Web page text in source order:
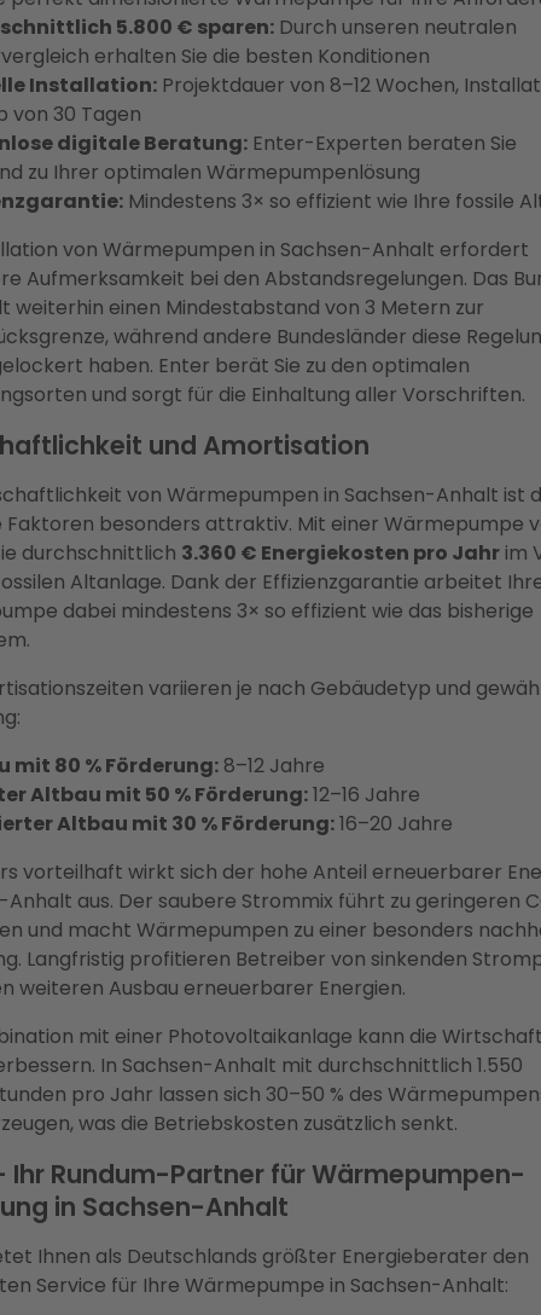
5.800 € sparen: Durch unseren neutralen
erhalten Sie die besten Konditionen
Installation: Projektdauer von 8–12 Wochen,
von 30 Tagen
digitale Beratung: Enter-Experten beraten Sie
zu Ihrer optimalen Wärmepumpenlösung
Mindestens 3× so effizient wie Ihre fossile
von Wärmepumpen in Sachsen-Anhalt erfordert
Aufmerksamkeit bei den Abstandsregelungen. Das
weiterhin einen Mindestabstand von 3 Metern zur
während andere Bundesländer diese
haben. Enter berät Sie zu den optimalen
und sorgt für die Einhaltung aller Vorschriften.
und Amortisation
von Wärmepumpen in Sachsen-Anhalt ist
besonders attraktiv. Mit einer Wärmepumpe
durchschnittlich 3.360 € Energiekosten pro Jahr im
Altanlage. Dank der Effizienzgarantie arbeitet
dabei mindestens 3× so effizient wie das bisherige
variieren je nach Gebäudetyp und
mit 80 % Förderung: 8–12 Jahre
Altbau mit 50 % Förderung:12–16 Jahre
Altbau mit 30 % Förderung:16–20 Jahre
vorteilhaft wirkt sich der hohe Anteil erneuerbarer
Anhalt aus. Der saubere Strommix führt zu geringeren
und macht Wärmepumpen zu einer besonders
Langfristig profitieren Betreiber von sinkenden
weiteren Ausbau erneuerbarer Energien.
mit einer Photovoltaikanlage kann die
In Sachsen-Anhalt mit durchschnittlich 1.550
pro Jahr lassen sich 30–50 % des
was die Betriebskosten zusätzlich senkt.
Ihr Rundum-Partner für Wärmepumpen-
in Sachsen-Anhalt
Ihnen als Deutschlands größter Energieberater den
Service für Ihre Wärmepumpe in Sachsen-Anhalt: